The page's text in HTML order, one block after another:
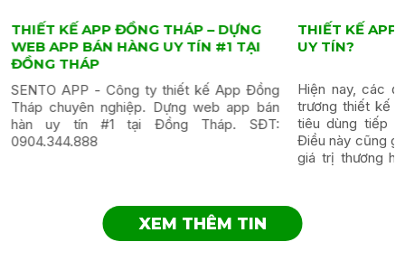
THIẾT KẾ APP ĐỒNG THÁP – DỰNG
WEB APP BÁN HÀNG UY TÍN #1 TẠI
ĐỒNG THÁP
SENTO APP - Công ty thiết kế App Đồng
Tháp chuyên nghiệp. Dựng web app bán
hàn uy tín #1 tại Đồng Tháp. SĐT:
0904.344.888
THIẾT KẾ APP
UY TÍN?
Hiện nay, các
trương thiết kế
tiêu dùng tiếp
Điều này cũng
giá trị thương
XEM THÊM TIN